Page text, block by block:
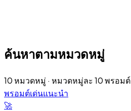
ค้นหาตามหมวดหมู่
10 หมวดหมู่ · หมวดหมู่ละ 10 พรอมต์
พรอมต์เด่นแนะนำ
🚀